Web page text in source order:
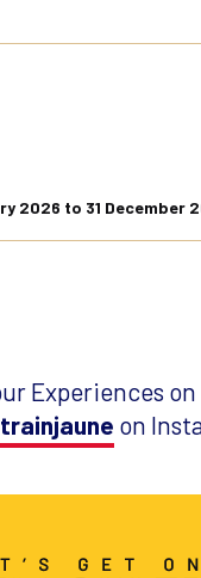
2026 to 31 December
Experiences
on